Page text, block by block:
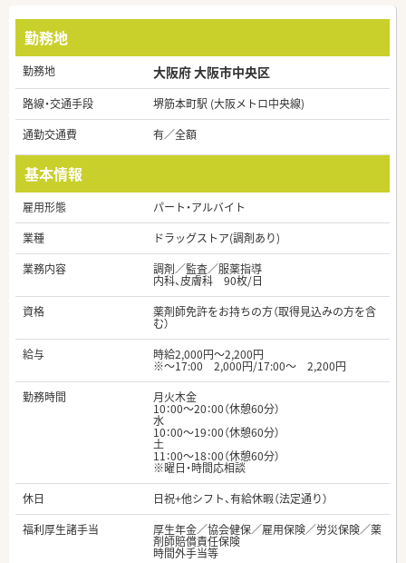
勤務地
勤務地 大阪府 大阪市中央区
路線・交通手段
堺筋本町駅 (大阪メトロ中央線)
通勤交通費
有／全額
基本情報
雇用形態
パート・アルバイト
業種
ドラッグストア(調剤あり)
業務内容
調剤／監査／服薬指導
内科、皮膚科 90枚/日
資格
薬剤師免許をお持ちの方（取得見込みの方を含
む）
給与
時給2,000円～2,200円
※～17:00 2,000円/17:00～ 2,200円
勤務時間
月火木金
10：00～20：00（休憩60分）
水
10：00～19：00（休憩60分）
土
11：00～18：00（休憩60分）
※曜日・時間応相談
休日
日祝+他シフト、有給休暇（法定通り）
福利厚生諸手当
厚生年金／協会健保／雇用保険／労災保険／薬
剤師賠償責任保険
時間外手当等